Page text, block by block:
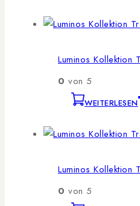
Luminos Kollektion
0 von 5
WEITERLESEN
Luminos Kollektion
0 von 5